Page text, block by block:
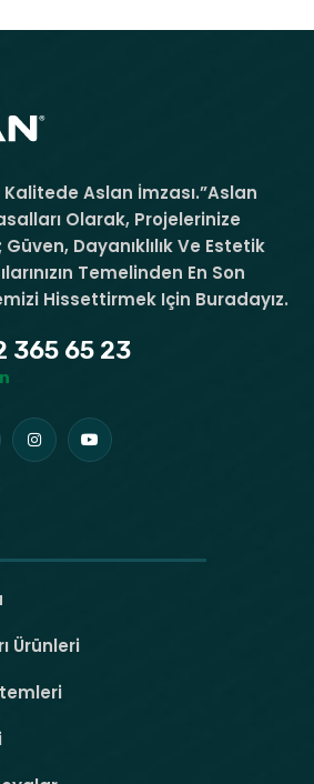
Aslan İmzası.”Aslan
Olarak, Projelerinize
Dayanıklılık Ve Estetik
Temelinden En Son
Hissettirmek Için Buradayız.
365 65 23
Ürünleri